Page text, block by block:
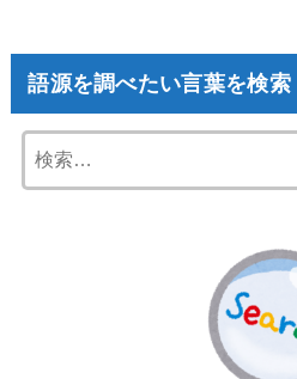
語源を調べたい言葉を検索
索: